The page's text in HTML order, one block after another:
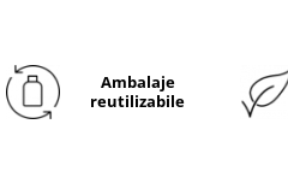
Ambalaje
reutilizabile